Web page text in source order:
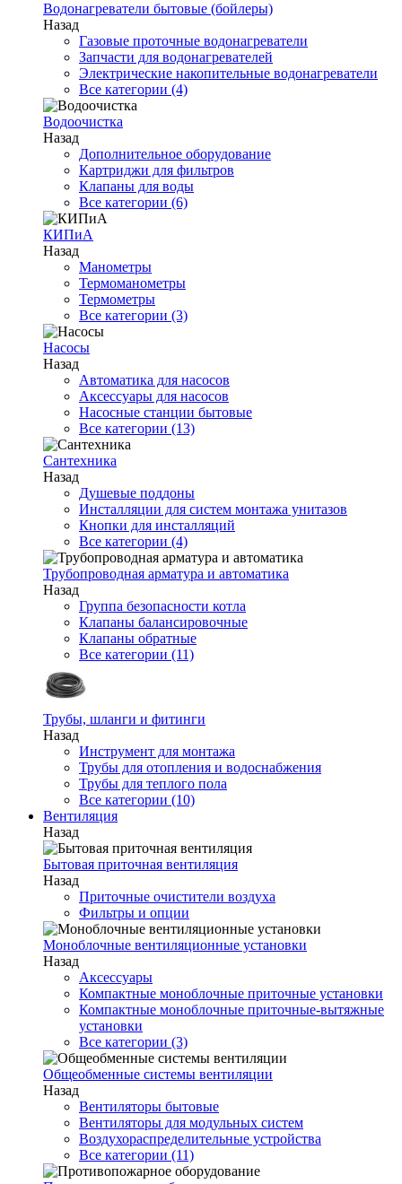
Водонагреватели бытовые (бойлеры)
Назад
Газовые проточные водонагреватели
Запчасти для водонагревателей
Электрические накопительные водонагреватели
Все категории (4)
Водоочистка
Назад
Дополнительное оборудование
Картриджи для фильтров
Клапаны для воды
Все категории (6)
КИПиА
Назад
Манометры
Термоманометры
Термометры
Все категории (3)
Насосы
Назад
Автоматика для насосов
Аксессуары для насосов
Насосные станции бытовые
Все категории (13)
Сантехника
Назад
Душевые поддоны
Инсталляции для систем монтажа унитазов
Кнопки для инсталляций
Все категории (4)
Трубопроводная арматура и автоматика
Назад
Группа безопасности котла
Клапаны балансировочные
Клапаны обратные
Все категории (11)
Трубы, шланги и фитинги
Назад
Инструмент для монтажа
Трубы для отопления и водоснабжения
Трубы для теплого пола
Все категории (10)
Вентиляция
Назад
Бытовая приточная вентиляция
Назад
Приточные очистители воздуха
Фильтры и опции
Моноблочные вентиляционные установки
Назад
Аксессуары
Компактные моноблочные приточные установки
Компактные моноблочные приточные-вытяжные
установки
Все категории (3)
Общеобменные системы вентиляции
Назад
Вентиляторы бытовые
Вентиляторы для модульных систем
Воздухораспределительные устройства
Все категории (11)